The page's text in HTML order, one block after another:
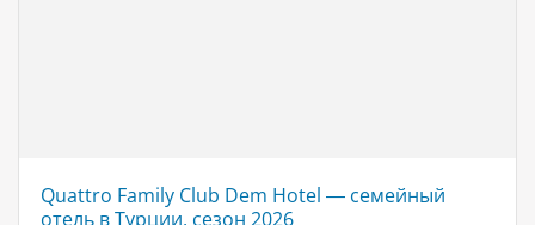
Quattro Family Club Dem Hotel — семейный
отель в Турции, сезон 2026